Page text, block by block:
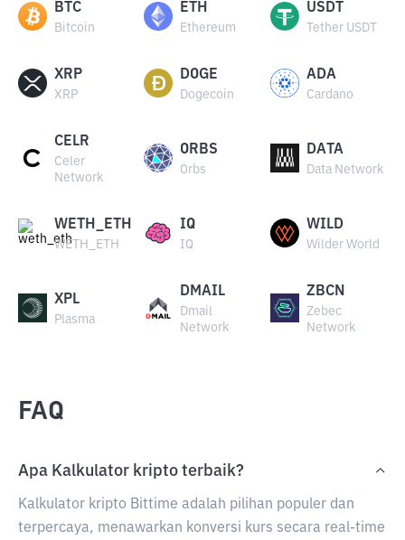
BTC
Bitcoin
ETH
Ethereum
USDT
Tether USDT
XRP
XRP
DOGE
Dogecoin
ADA
Cardano
CELR
Celer
Network
ORBS
Orbs
DATA
Data Network
WETH_ETH
WETH_ETH
IQ
IQ
WILD
Wilder World
XPL
Plasma
DMAIL
Dmail
Network
ZBCN
Zebec
Network
FAQ
Apa Kalkulator kripto terbaik?
Kalkulator kripto Bittime adalah pilihan populer dan
terpercaya, menawarkan konversi kurs secara real-time